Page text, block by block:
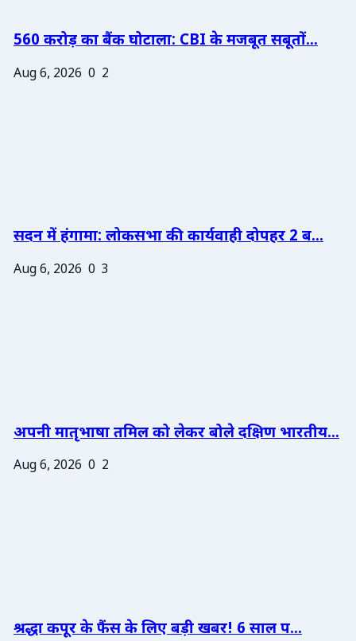
560 करोड़ का बैंक घोटाला: CBI के मजबूत सबूतों...
Aug 6, 2026 0 2
सदन में हंगामा: लोकसभा की कार्यवाही दोपहर 2 ब...
Aug 6, 2026 0 3
अपनी मातृभाषा तमिल को लेकर बोले दक्षिण भारतीय...
Aug 6, 2026 0 2
श्रद्धा कपूर के फैंस के लिए बड़ी खबर! 6 साल प...